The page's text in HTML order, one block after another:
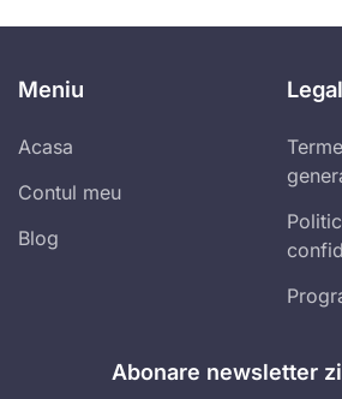
Meniu
Acasa
Contul meu
Blog
Legal
Abonare newsletter